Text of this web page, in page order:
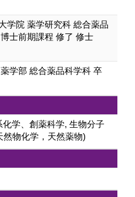
学院 薬学研究科 総合薬品
士前期課程 修了 修士
学部 総合薬品科学科 卒
学、創薬科学, 生物分子
物化学，天然薬物)